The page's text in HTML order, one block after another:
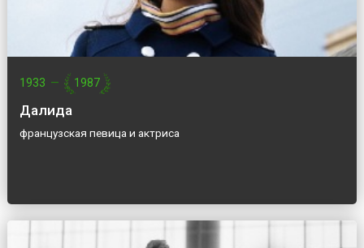
1933 — 1987
Далида
французская певица и актриса